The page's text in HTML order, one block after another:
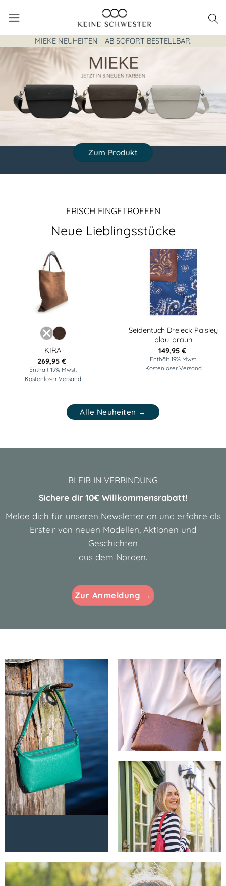
Inhalt
springen
MIEKE NEUHEITEN - AB SOFORT BESTELLBAR.
Zum Produkt
Zu den Taschen
Zur Geldbörsen-Kollektion
Zu den Accessoires
FRISCH EINGETROFFEN
Neue Lieblingsstücke
KIRA
269,95 €
Enthält 19% Mwst.
Kostenloser Versand
NEU
Seidentuch Dreieck Paisley
blau-braun
149,95 €
Enthält 19% Mwst.
Kostenloser Versand
Alle Neuheiten →
BLEIB IN VERBINDUNG
Sichere dir 10€ Willkommensrabatt!
Melde dich für unseren Newsletter an und erfahre als
Erste:r von neuen Modellen, Aktionen und
Geschichten
aus dem Norden.
Zur Anmeldung →